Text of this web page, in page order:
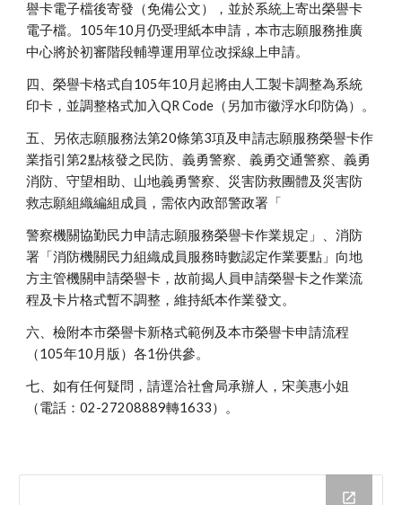
譽卡電子檔後寄發（免備公文），並於系統上寄出榮譽卡
電子檔。105年10月仍受理紙本申請，本市志願服務推廣
中心將於初審階段輔導運用單位改採線上申請。
四、榮譽卡格式自105年10月起將由人工製卡調整為系統
印卡，並調整格式加入QR Code（另加市徽浮水印防偽）。
五、另依志願服務法第20條第3項及申請志願服務榮譽卡作
業指引第2點核發之民防、義勇警察、義勇交通警察、義勇
消防、守望相助、山地義勇警察、災害防救團體及災害防
救志願組織編組成員，需依內政部警政署「
警察機關協勤民力申請志願服務榮譽卡作業規定」、消防
署「消防機關民力組織成員服務時數認定作業要點」向地
方主管機關申請榮譽卡，故前揭人員申請榮譽卡之作業流
程及卡片格式暫不調整，維持紙本作業發文。
六、檢附本市榮譽卡新格式範例及本市榮譽卡申請流程
（105年10月版）各1份供參。
七、如有任何疑問，請逕洽社會局承辦人，宋美惠小姐
（電話：02-27208889轉1633）。